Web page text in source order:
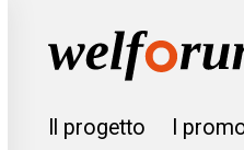
Il progetto I